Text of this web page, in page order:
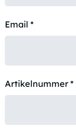
Email *
Artikelnummer*